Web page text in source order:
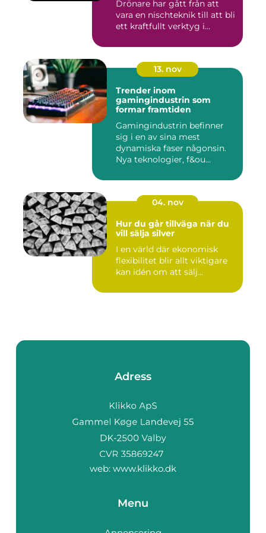
Drönare har gått från att
vara en nischteknik till att bli
ett kraftfullt verktyg i...
13. nov
Trender inom
gamingindustrin som
formar framtiden
Gamingindustrin befinner
sig i en av sina mest
dynamiska faser någonsin.
Nya teknologier, f&ou...
04. nov
Hur du går tillväga när du
vill sälja silver
I en värld där ekonomisk
flexibilitet blir allt viktigare
kan idén om att sälj...
Adress
web: www.klikko.dk
Menu